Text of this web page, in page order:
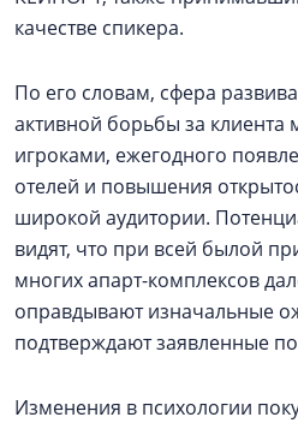
качестве спикера.
По его словам, сфера
активной борьбы за
игроками, ежегодного
отелей и повышения
широкой аудитории.
видят, что при всей былой
многих апарт-комплексов
оправдывают изначальные
подтверждают заявленные
Изменения в психологии